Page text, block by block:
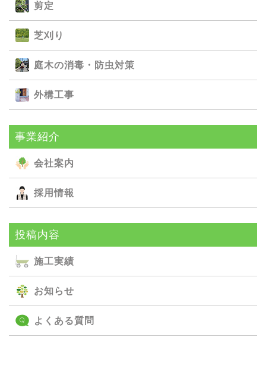
剪定
芝刈り
庭⽊の消毒・防⾍対策
外構⼯事
事業紹介
会社案内
採用情報
投稿内容
施⼯実績
お知らせ
よくある質問